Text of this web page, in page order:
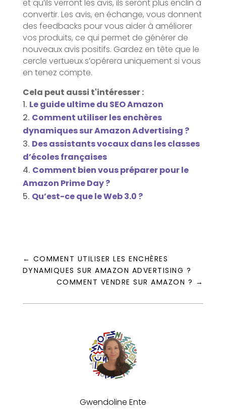
et qu’ils verront les avis, ils seront plus enclin à
convertir. Les avis, en échange, vous donnent
des feedbacks pour vous aider à améliorer
vos produits, ce qui permet de générer de
nouveaux avis positifs. Gardez en tête que le
cercle vertueux s’opérera uniquement si vous
en tenez compte.
Cela peut aussi t'intéresser :
Le guide ultime du SEO Amazon
Comment utiliser les enchères
dynamiques sur Amazon Advertising ?
Des assistants vocaux dans les classes
d’écoles françaises
Comment bien vous préparer pour le
Amazon Prime Day ?
Qu’est-ce que le Web 3.0 ?
← COMMENT UTILISER LES ENCHÈRES
DYNAMIQUES SUR AMAZON ADVERTISING ?
COMMENT VENDRE SUR AMAZON ? →
Gwendoline Ente